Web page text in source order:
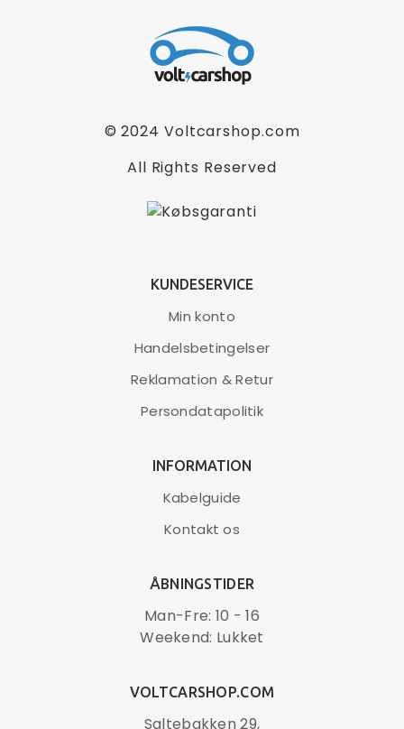
Blaupunkt AWB1P32AT2NCB ladestation til
Passer til elbiler med Type 2 stik – og det er de fleste
Med indbygget type B fejlstrømsrelæ, som giver
installere ekstra relæ i elskabet
Kan justeres mellem 10A og 32A, og det giver
mulighed for opladning op til 7,4 KW
Ladestationen skal installeres af en autoriseret
© 2024 Voltcarshop.com
All Rights Reserved
KUNDESERVICE
Min konto
Handelsbetingelser
Reklamation & Retur
Persondatapolitik
INFORMATION
Kabelguide
Kontakt os
ÅBNINGSTIDER
Man-Fre: 10 - 16
Weekend: Lukket
VOLTCARSHOP.COM
Saltebakken 29,